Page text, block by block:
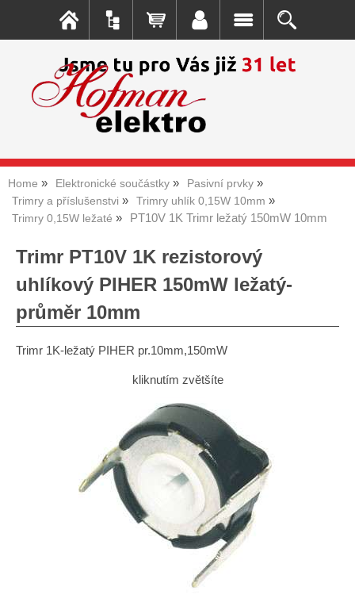
Home Elektronické součástky
Pasivní prvky
Trimry a příslušenstvi
Trimry uhlík 0,15W 10mm
Trimry 0,15W ležaté
PT10V 1K Trimr ležatý 150mW 10mm
Trimr PT10V 1K rezistorový
uhlíkový PIHER 150mW ležatý-
průměr 10mm
Trimr 1K-ležatý PIHER pr.10mm,150mW
kliknutím zvětšíte